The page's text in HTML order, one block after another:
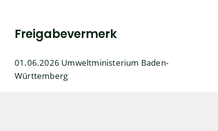
Freigabevermerk
01.06.2026 Umweltministerium Baden-
Württemberg